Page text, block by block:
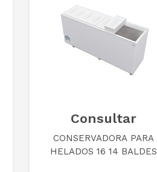
Consultar
CONSERVADORA PARA
HELADOS 16 14 BALDES